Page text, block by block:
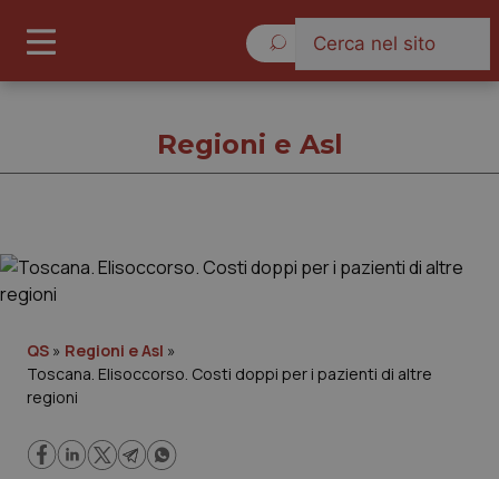
Governo e Parlamento
Regioni e Asl
Regioni e Asl
QS » Regioni e Asl »
Toscana. Elisoccorso. Costi doppi per i pazienti di altre
regioni